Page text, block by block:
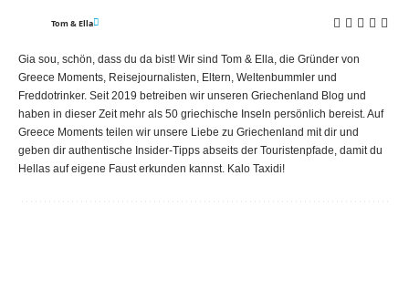
Tom & Ella
Gia sou, schön, dass du da bist! Wir sind Tom & Ella, die Gründer von
Greece Moments, Reisejournalisten, Eltern, Weltenbummler und
Freddotrinker. Seit 2019 betreiben wir unseren Griechenland Blog und
haben in dieser Zeit mehr als 50 griechische Inseln persönlich bereist. Auf
Greece Moments teilen wir unsere Liebe zu Griechenland mit dir und
geben dir authentische Insider-Tipps abseits der Touristenpfade, damit du
Hellas auf eigene Faust erkunden kannst. Kalo Taxidi!